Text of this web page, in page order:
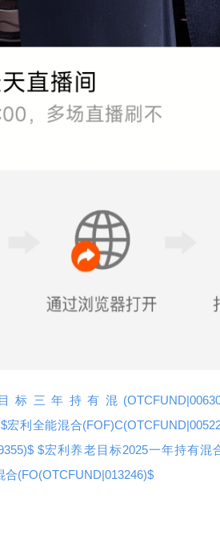
三年持有混
$宏利全能混合
$宏利养老目标2025一年持有混
合(FO(OTCFUND|013246)$